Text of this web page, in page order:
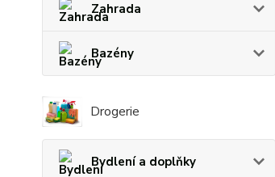
Zahrada
Bazény
Drogerie
Bydlení a doplňky